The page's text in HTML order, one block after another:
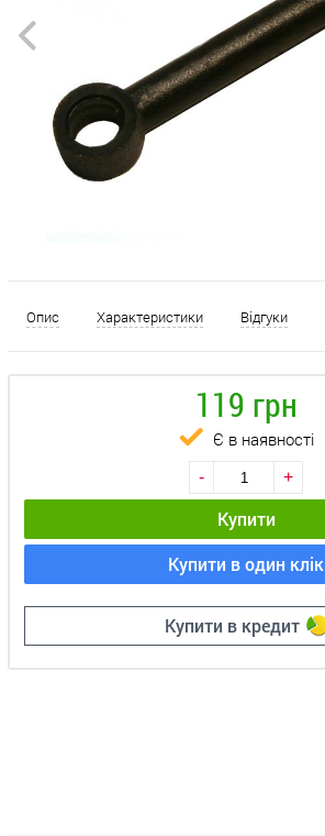
Опис Характеристики Відгуки
119 грн
Є в наявності
- +
Купити
Купити в один клік
Купити в кредит